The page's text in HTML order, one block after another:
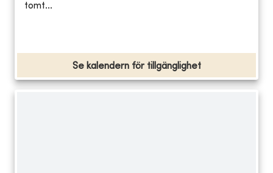
tomt...
Se kalendern för tillgänglighet